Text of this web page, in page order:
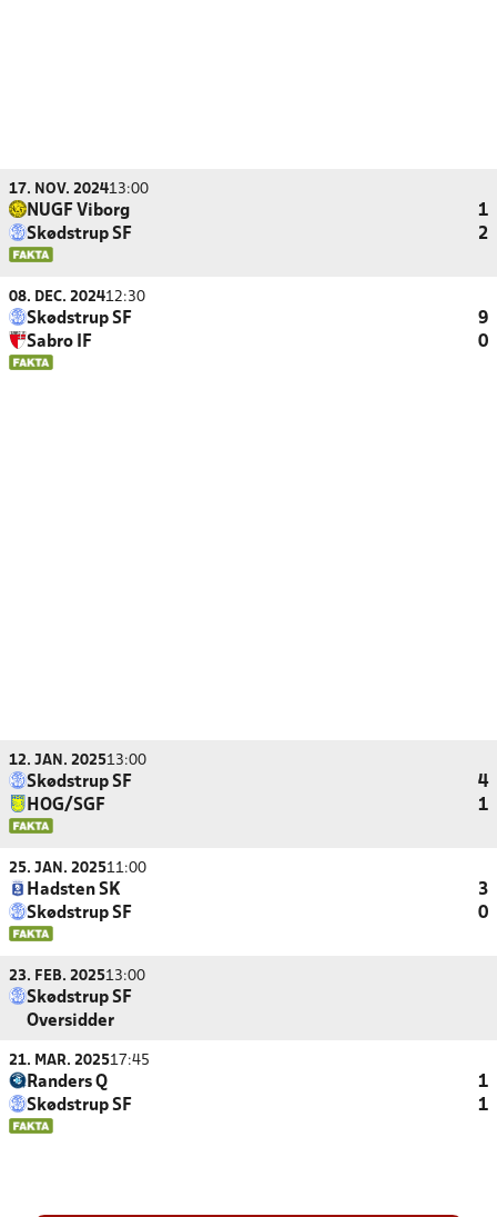
17. NOV. 202413:00
NUGF Viborg
1
Skødstrup SF
2
08. DEC. 202412:30
Skødstrup SF
9
Sabro IF
0
12. JAN. 202513:00
Skødstrup SF
4
HOG/SGF
1
25. JAN. 202511:00
Hadsten SK
3
Skødstrup SF
0
23. FEB. 202513:00
Skødstrup SF
Oversidder
21. MAR. 202517:45
Randers Q
1
Skødstrup SF
1